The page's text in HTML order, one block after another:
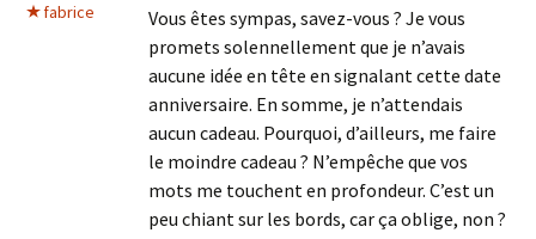
fabrice
Vous êtes sympas, savez-vous ? Je vous
promets solennellement que je n’avais
aucune idée en tête en signalant cette date
anniversaire. En somme, je n’attendais
aucun cadeau. Pourquoi, d’ailleurs, me faire
le moindre cadeau ? N’empêche que vos
mots me touchent en profondeur. C’est un
peu chiant sur les bords, car ça oblige, non ?